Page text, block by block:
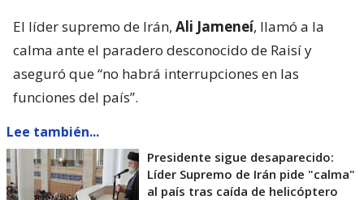
El líder supremo de Irán, Ali Jameneí, llamó a la
calma ante el paradero desconocido de Raisí y
aseguró que “no habrá interrupciones en las
funciones del país”.
Lee también...
Presidente sigue desaparecido:
Líder Supremo de Irán pide "calma"
al país tras caída de helicóptero